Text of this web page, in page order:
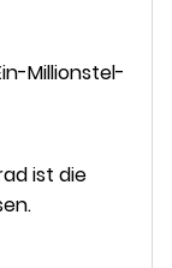
Millionstel-
ist die